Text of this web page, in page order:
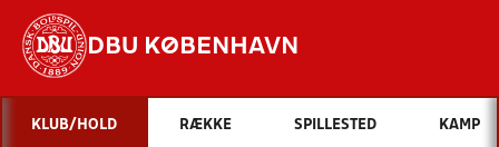
DBU KØBENHAVN
Hvad vil du søge efter?
KLUB/HOLD RÆKKE SPILLESTED KAMP